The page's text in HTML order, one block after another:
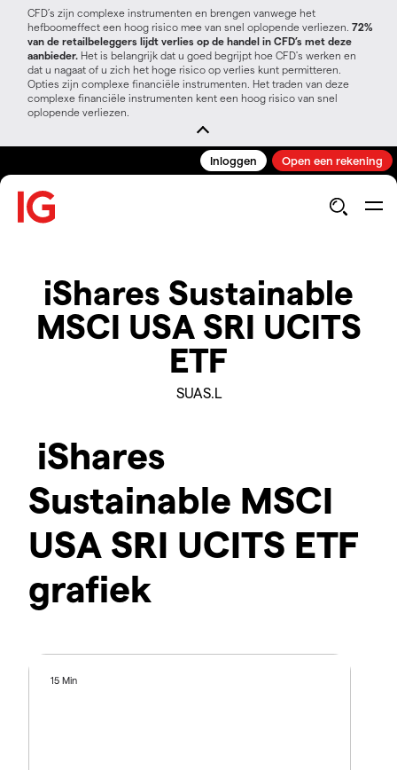
CFD’s zijn complexe instrumenten en brengen vanwege het
hefboomeffect een hoog risico mee van snel oplopende verliezen. 72%
van de retailbeleggers lijdt verlies op de handel in CFD’s met deze
aanbieder. Het is belangrijk dat u goed begrijpt hoe CFD's werken en
dat u nagaat of u zich het hoge risico op verlies kunt permitteren.
Opties zijn complexe financiële instrumenten. Het traden van deze
complexe financiële instrumenten kent een hoog risico van snel
oplopende verliezen.
Inloggen Open een rekening
iShares Sustainable
MSCI USA SRI UCITS
ETF
SUAS.L
iShares
Sustainable MSCI
USA SRI UCITS ETF
grafiek
15 Min